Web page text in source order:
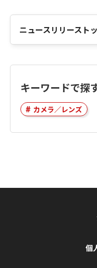
ニュースリリースト
キーワードで探
カメラ／レンズ
個